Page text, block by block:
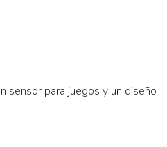
sensor para juegos y un diseño